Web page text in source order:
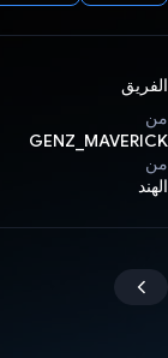
الفريق
من
GENZ_MAVERICK
من
الهند